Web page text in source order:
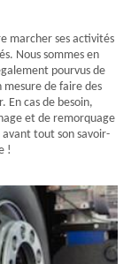
marcher ses activités
Nous sommes en
pourvus de
mesure de faire des
En cas de besoin,
et de remorquage
tout son savoir-
!